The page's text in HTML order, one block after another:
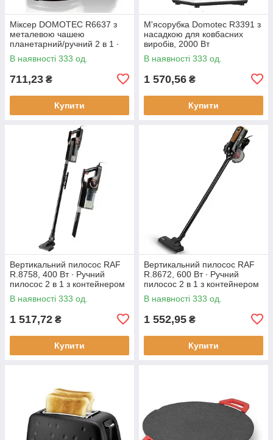
Міксер DOMOTEC R6637 з
металевою чашею
планетарний/ручний 2 в 1 ∙
Червоний/білий/
помаранчевий
В наявності 333 од.
711,23 ₴
Купити
М'ясорубка Domotec R3391 з
насадкою для ковбасних
виробів, 2000 Вт
В наявності 333 од.
1 570,56 ₴
Купити
Вертикальний пилосос RAF
R.8758, 400 Вт ∙ Ручний
пилосос 2 в 1 з контейнером
В наявності 333 од.
1 517,72 ₴
Купити
Вертикальний пилосос RAF
R.8672, 600 Вт ∙ Ручний
пилосос 2 в 1 з контейнером
В наявності 333 од.
1 552,95 ₴
Купити